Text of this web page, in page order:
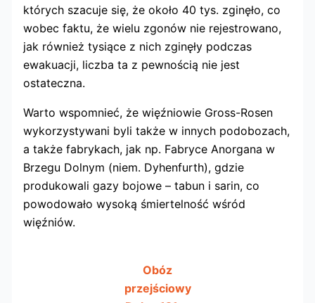
których szacuje się, że około 40 tys. zginęło, co
wobec faktu, że wielu zgonów nie rejestrowano,
jak również tysiące z nich zginęły podczas
ewakuacji, liczba ta z pewnością nie jest
ostateczna.
Warto wspomnieć, że więźniowie Gross-Rosen
wykorzystywani byli także w innych podobozach,
a także fabrykach, jak np. Fabryce Anorgana w
Brzegu Dolnym (niem. Dyhenfurth), gdzie
produkowali gazy bojowe – tabun i sarin, co
powodowało wysoką śmiertelność wśród
więźniów.
Obóz
przejściowy